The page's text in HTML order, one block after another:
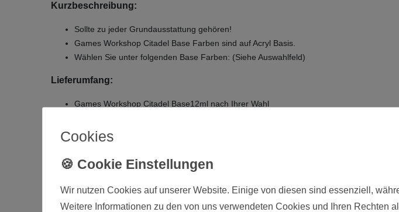
Kurzbeschreibung:
Sollte zu jeder Grundausstattung gehören!
Games Workshop Citadel Base Farben sind auf Acryl Basis.
Wählen Sie unter folgenden Base Farben: (Siehe Auswahlfeld)
Lieferumfang:
Games Workshop Citadel Base12ml nach Ihrer Wahl
Zustand
Altersfreigabe Ohne
Cookies
Wir nutzen Cookies auf unserer Website. Einige von diesen sind essenziell,
Weitere Informationen zu den von uns verwendeten Cookies und Ihren Rechten